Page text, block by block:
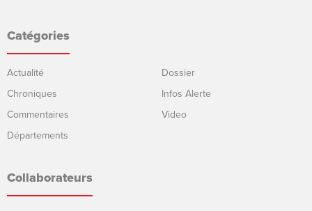
Catégories
Actualité
Chroniques
Commentaires
Départements
Dossier
Infos Alerte
Video
Collaborateurs